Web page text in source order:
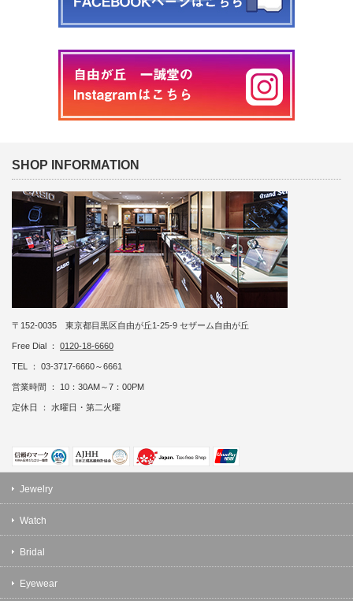
SHOP INFORMATION
〒152-0035 東京都目黒区自由が丘1-25-9 セザーム自由が丘
Free Dial ： 0120-18-6660
TEL ： 03-3717-6660～6661
営業時間 ： 10：30AM～7：00PM
定休日 ： 水曜日・第二火曜
Jewelry
Watch
Bridal
Eyewear